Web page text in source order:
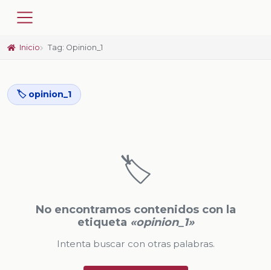
Inicio Tag: Opinion_1
🏷️ opinion_1
🏷️
No encontramos contenidos con la
etiqueta «opinion_1»
Intenta buscar con otras palabras.